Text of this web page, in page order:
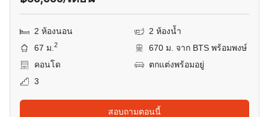
2 ห้องนอน
2 ห้องน้ำ
67 ม.2
670 ม. จาก BTS พร้อมพงษ์
คอนโด
ตกแต่งพร้อมอยู่
3
สอบถามตอนนี้